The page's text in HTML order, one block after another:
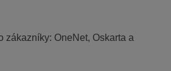
zákazníky: OneNet, Oskarta a